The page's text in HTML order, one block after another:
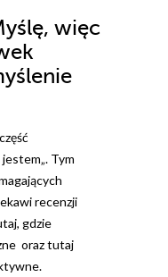
więc
Tym
recenzji
gdzie
oraz tutaj